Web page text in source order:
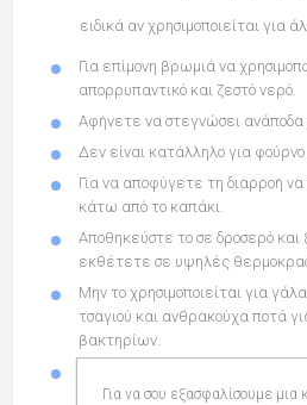
ειδικά αν χρησιμοποιείται για
Για επίμονη βρωμιά να
απορρυπαντικό και ζεστό νερό.
Αφήνετε να στεγνώσει ανάποδα
Δεν είναι κατάλληλο για
Για να αποφύγετε τη διαρροή
κάτω από το καπάκι.
Αποθηκεύστε το σε δροσερό
εκθέτετε σε υψηλές
Μην το χρησιμοποιείται για
τσαγιού και ανθρακούχα ποτά
βακτηρίων.
Μπορεί να μεταφερθεί σε
υγρά.Για να σου εξασφαλίσουμε μια